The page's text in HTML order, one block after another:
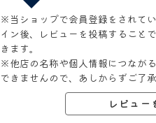
※当ショップで会員登録をされて
イン後、レビューを投稿すること
きます。
※他店の名称や個人情報につなが
できませんので、あしからずご了承
レビュー